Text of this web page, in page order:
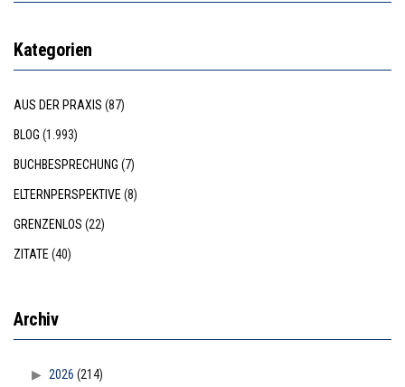
Kategorien
AUS DER PRAXIS (87)
BLOG (1.993)
BUCHBESPRECHUNG (7)
ELTERNPERSPEKTIVE(8)
GRENZENLOS (22)
ZITATE(40)
Archiv
2026 (214)